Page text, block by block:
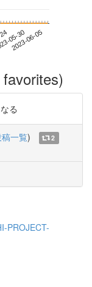
05-30
2023-06-05
る
一覧) 2
PROJECT-